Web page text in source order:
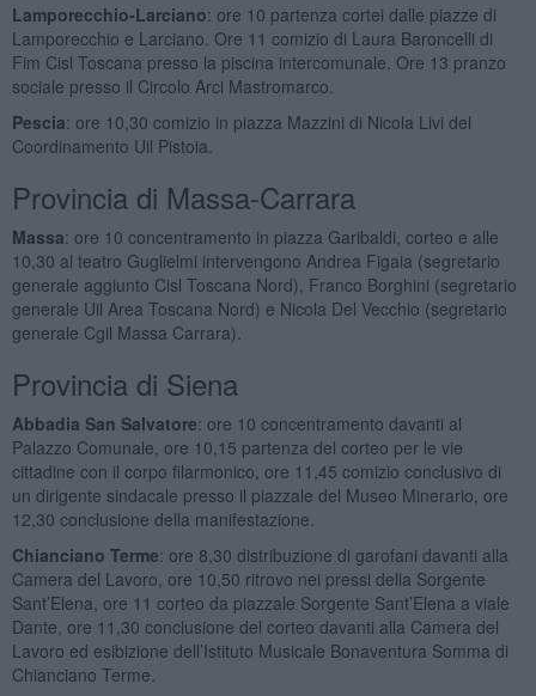
Lamporecchio-Larciano: ore 10 partenza cortei dalle piazze di
Lamporecchio e Larciano. Ore 11 comizio di Laura Baroncelli di
Fim Cisl Toscana presso la piscina intercomunale. Ore 13 pranzo
sociale presso il Circolo Arci Mastromarco.
Pescia: ore 10,30 comizio in piazza Mazzini di Nicola Livi del
Coordinamento Uil Pistoia.
Provincia di Massa-Carrara
Massa: ore 10 concentramento in piazza Garibaldi, corteo e alle
10,30 al teatro Guglielmi intervengono Andrea Figaia (segretario
generale aggiunto Cisl Toscana Nord), Franco Borghini (segretario
generale Uil Area Toscana Nord) e Nicola Del Vecchio (segretario
generale Cgil Massa Carrara).
Provincia di Siena
Abbadia San Salvatore: ore 10 concentramento davanti al
Palazzo Comunale, ore 10,15 partenza del corteo per le vie
cittadine con il corpo filarmonico, ore 11,45 comizio conclusivo di
un dirigente sindacale presso il piazzale del Museo Minerario, ore
12,30 conclusione della manifestazione.
Chianciano Terme: ore 8,30 distribuzione di garofani davanti alla
Camera del Lavoro, ore 10,50 ritrovo nei pressi della Sorgente
Sant’Elena, ore 11 corteo da piazzale Sorgente Sant’Elena a viale
Dante, ore 11,30 conclusione del corteo davanti alla Camera del
Lavoro ed esibizione dell’Istituto Musicale Bonaventura Somma di
Chianciano Terme.